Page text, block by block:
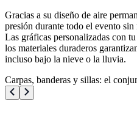
Gracias a su diseño de aire
presión durante todo el evento sin
Las gráficas personalizadas con
los materiales duraderos
incluso bajo la nieve o la lluvia.
Carpas, banderas y sillas: el